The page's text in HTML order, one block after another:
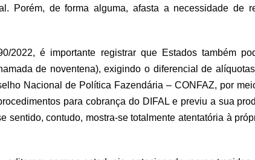
Porém, de forma alguma, afasta a necessidade de
2022, é importante registrar que Estados também
de noventena), exigindo o diferencial de
Nacional de Política Fazendária – CONFAZ, por
para cobrança do DIFAL e previu a sua
sentido, contudo, mostra-se totalmente atentatória à